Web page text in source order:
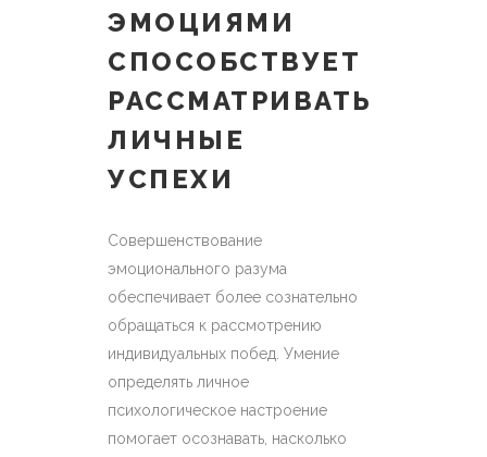
ЭМОЦИЯМИ
СПОСОБСТВУЕТ
РАССМАТРИВАТЬ
ЛИЧНЫЕ
УСПЕХИ
Совершенствование
эмоционального разума
обеспечивает более сознательно
обращаться к рассмотрению
индивидуальных побед. Умение
определять личное
психологическое настроение
помогает осознавать, насколько